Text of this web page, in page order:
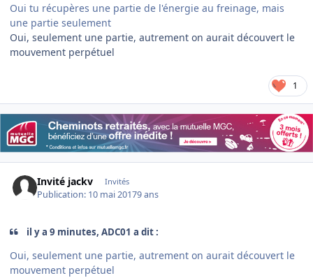
Oui tu récupères une partie de l'énergie au freinage, mais
une partie seulement
Oui, seulement une partie, autrement on aurait découvert le
mouvement perpétuel
1
Invité jackv Invités
Publication: 10 mai 20179 ans
il y a 9 minutes, ADC01 a dit :
Oui, seulement une partie, autrement on aurait découvert le
mouvement perpétuel